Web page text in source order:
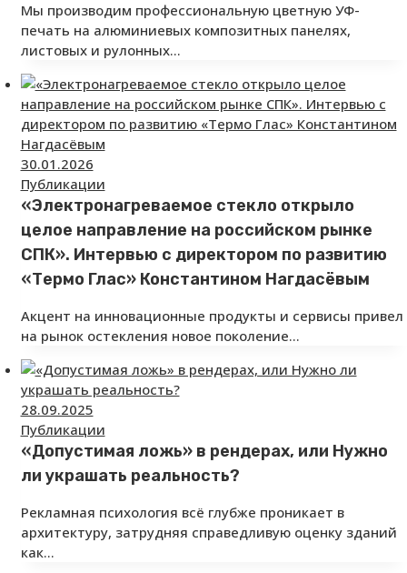
Мы производим профессиональную цветную УФ-
печать на алюминиевых композитных панелях,
листовых и рулонных…
30.01.2026
Публикации
«Электронагреваемое стекло открыло
целое направление на российском рынке
СПК». Интервью с директором по развитию
«Термо Глас» Константином Нагдасёвым
Акцент на инновационные продукты и сервисы привел
на рынок остекления новое поколение…
28.09.2025
Публикации
«Допустимая ложь» в рендерах, или Нужно
ли украшать реальность?
Рекламная психология всё глубже проникает в
архитектуру, затрудняя справедливую оценку зданий
как…